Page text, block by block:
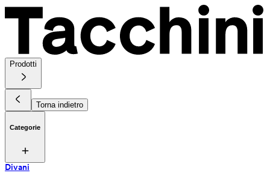
Prodotti
Torna indietro
Categorie
Divani